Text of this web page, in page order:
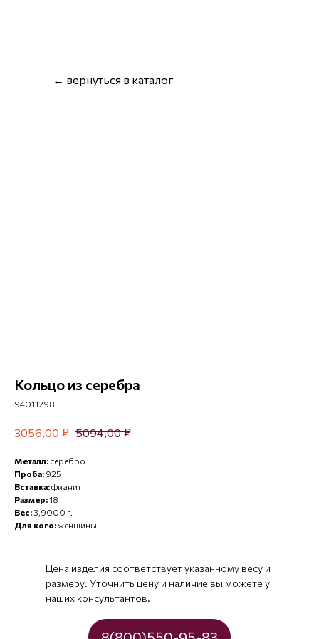
← вернуться в каталог
Кольцо из серебра
94011298
3056,00 ₽ 5094,00 ₽
Металл: серебро
Проба: 925
Вставка:фианит
Размер:18
Вес:3,9000 г.
Для кого:женщины
Цена изделия соответствует указанному весу и
размеру. Уточнить цену и наличие вы можете у
наших консультантов.